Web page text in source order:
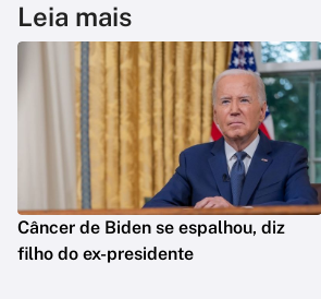
Leia mais
Câncer de Biden se espalhou, diz
filho do ex-presidente